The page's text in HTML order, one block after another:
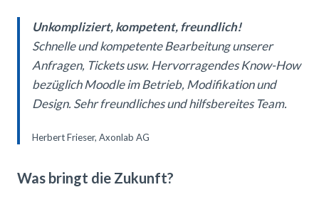
Unkompliziert, kompetent, freundlich!
Schnelle und kompetente Bearbeitung unserer
Anfragen, Tickets usw. Hervorragendes Know-How
bezüglich Moodle im Betrieb, Modifikation und
Design. Sehr freundliches und hilfsbereites Team.
Herbert Frieser, Axonlab AG
Was bringt die Zukunft?